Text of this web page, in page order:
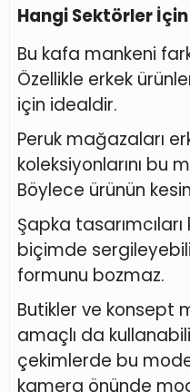
Hangi Sektörler
Bu kafa mankeni
Özellikle erkek
için idealdir.
Peruk mağazaları
koleksiyonlarını bu
Böylece ürünün
Şapka
biçimde
formunu bozmaz.
Butikler ve konsept
amaçlı da
çekimlerde bu
kamera önünde